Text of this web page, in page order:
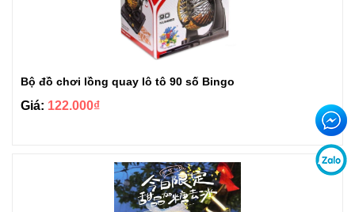
Bộ đồ chơi lồng quay lô tô 90 số Bingo
Giá: 122.000₫